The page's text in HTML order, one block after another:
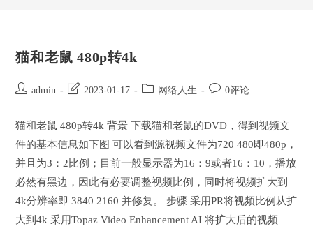
猫和老鼠 480p转4k
Postadmin
Post
modified:
2023-01-17
Post 网络人生
Post0评论
猫和老鼠 480p转4k 背景 下载猫和老鼠的DVD，得到视频文
件的基本信息如下图 可以看到源视频文件为720 480即480p，
并且为3：2比例；目前一般显示器为16：9或者16：10，播放
必然有黑边，因此有必要调整视频比例，同时将视频扩大到
4k分辨率即 3840 2160 并修复。 步骤 采用PR将视频比例从扩
大到4k 采用Topaz Video Enhancement AI 将扩大后的视频